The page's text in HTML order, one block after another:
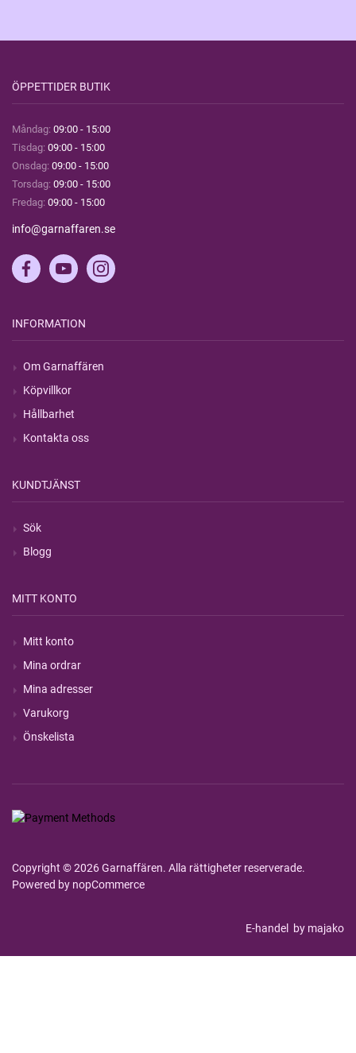
ÖPPETTIDER BUTIK
Måndag: 09:00 - 15:00
Tisdag: 09:00 - 15:00
Onsdag: 09:00 - 15:00
Torsdag: 09:00 - 15:00
Fredag: 09:00 - 15:00
info@garnaffaren.se
INFORMATION
Om Garnaffären
Köpvillkor
Hållbarhet
Kontakta oss
KUNDTJÄNST
Sök
Blogg
MITT KONTO
Mitt konto
Mina ordrar
Mina adresser
Varukorg
Önskelista
Copyright © 2026 Garnaffären. Alla rättigheter reserverade.
Powered by nopCommerce
E-handel by majako